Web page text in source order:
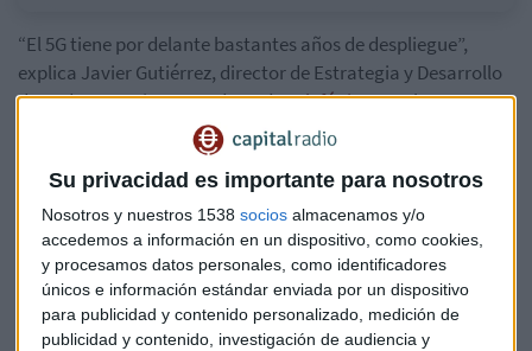
Su privacidad es importante para nosotros
Nosotros y nuestros 1538 socios almacenamos y/o
accedemos a información en un dispositivo, como cookies,
y procesamos datos personales, como identificadores
únicos e información estándar enviada por un dispositivo
para publicidad y contenido personalizado, medición de
publicidad y contenido, investigación de audiencia y
“El 5G tiene por delante bastantes años de despliegue”,
explica Javier Gutiérrez, director de Estrategia y Desarrollo
de Red, Operaciones, Red y TI deTelefónica, en el
Kernel de Capital Radio.
“En estos momentos lo que lo que hemos hecho, pues es una
aproximación muy, muy rápida, muy ágil para poder
encender un 5G que masifique la cobertura que llega a una
amplia base de la población”, puntualiza.
El 5G tiene diferentes fases de despliegue, asegura Gutiérrez.